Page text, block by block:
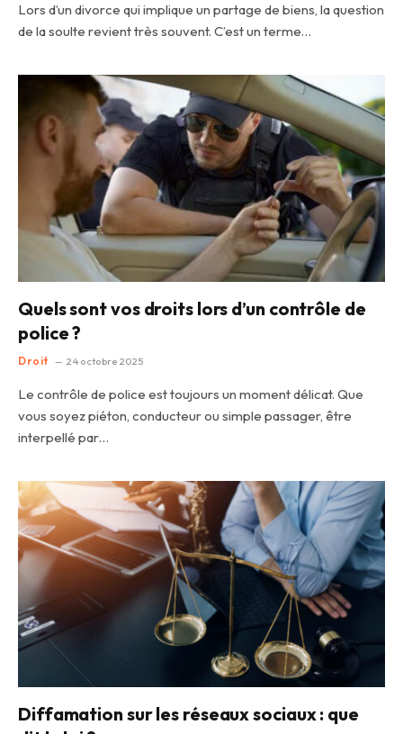
Lors d’un divorce qui implique un partage de biens, la question
de la soulte revient très souvent. C’est un terme…
Quels sont vos droits lors d’un contrôle de
police ?
Droit 24 octobre 2025
Le contrôle de police est toujours un moment délicat. Que
vous soyez piéton, conducteur ou simple passager, être
interpellé par…
Diffamation sur les réseaux sociaux : que